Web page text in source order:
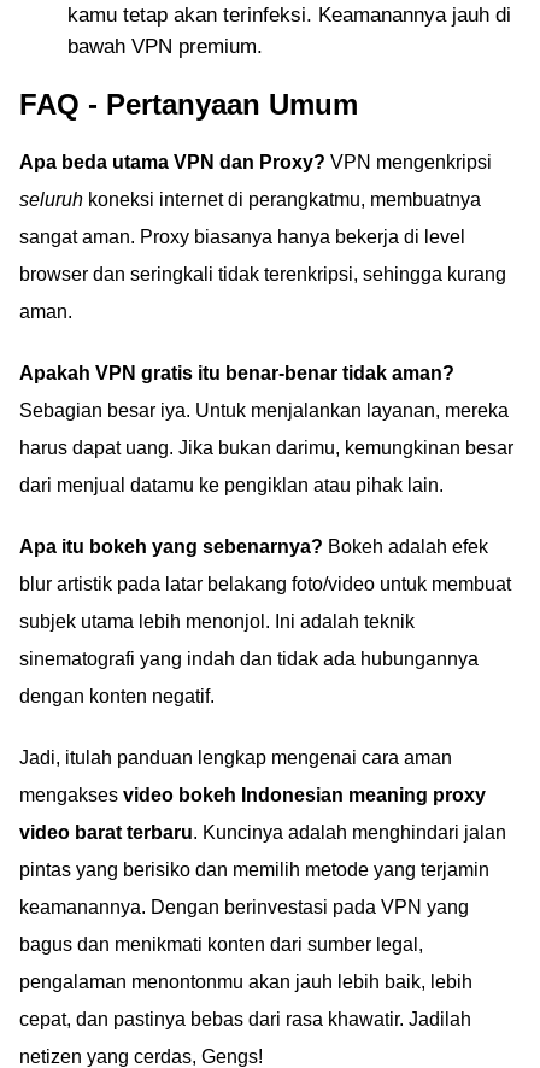
kamu tetap akan terinfeksi. Keamanannya jauh di
bawah VPN premium.
FAQ - Pertanyaan Umum
Apa beda utama VPN dan Proxy? VPN mengenkripsi
seluruh koneksi internet di perangkatmu, membuatnya
sangat aman. Proxy biasanya hanya bekerja di level
browser dan seringkali tidak terenkripsi, sehingga kurang
aman.
Apakah VPN gratis itu benar-benar tidak aman?
Sebagian besar iya. Untuk menjalankan layanan, mereka
harus dapat uang. Jika bukan darimu, kemungkinan besar
dari menjual datamu ke pengiklan atau pihak lain.
Apa itu bokeh yang sebenarnya? Bokeh adalah efek
blur artistik pada latar belakang foto/video untuk membuat
subjek utama lebih menonjol. Ini adalah teknik
sinematografi yang indah dan tidak ada hubungannya
dengan konten negatif.
Jadi, itulah panduan lengkap mengenai cara aman
mengakses video bokeh Indonesian meaning proxy
video barat terbaru. Kuncinya adalah menghindari jalan
pintas yang berisiko dan memilih metode yang terjamin
keamanannya. Dengan berinvestasi pada VPN yang
bagus dan menikmati konten dari sumber legal,
pengalaman menontonmu akan jauh lebih baik, lebih
cepat, dan pastinya bebas dari rasa khawatir. Jadilah
netizen yang cerdas, Gengs!